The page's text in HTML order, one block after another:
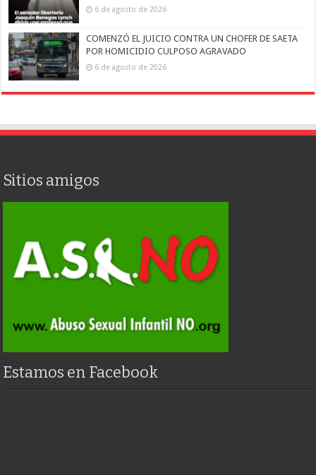
6 de agosto de 2026
COMENZÓ EL JUICIO CONTRA UN CHOFER DE SAETA
POR HOMICIDIO CULPOSO AGRAVADO
6 de agosto de 2026
Sitios amigos
Estamos en Facebook